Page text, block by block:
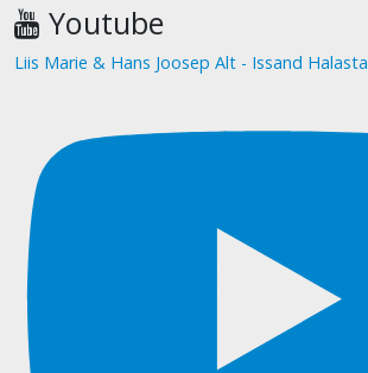
Youtube
Liis Marie & Hans Joosep Alt - Issand Halasta